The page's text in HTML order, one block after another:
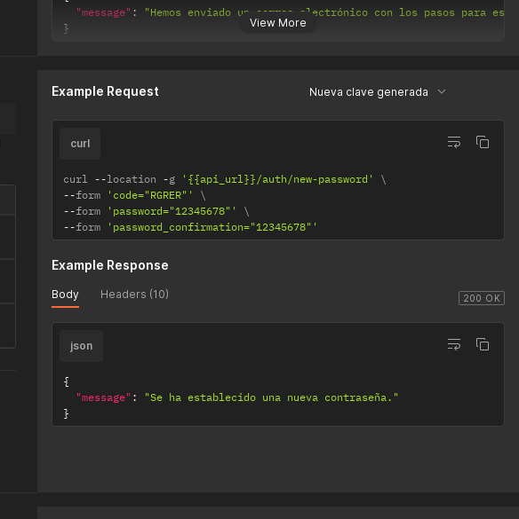
View More
"message" :
"Hemos enviado un correo electrónico con los pasos para
}
Example Request Nueva clave generada
curl
curl --location -g '{{api_url}}/auth/new-password'
--form 'code="RGRER"'
--form 'password="12345678"'
--form 'password_confirmation="12345678"'
200 OK
Example Response
Body Headers (10)
json
{
"message" :
"Se ha establecido una nueva contraseña."
}